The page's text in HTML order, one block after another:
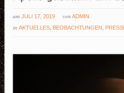
am JULI 17, 2019 von ADMIN
inAKTUELLES BEOBACHTUNGEN